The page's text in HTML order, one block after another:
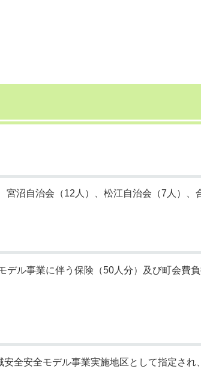
沼自治会（12人）、松江自治会（7人）、
ル事業に伴う保険（50人分）及び町会費負
全安全モデル事業実施地区として指定され